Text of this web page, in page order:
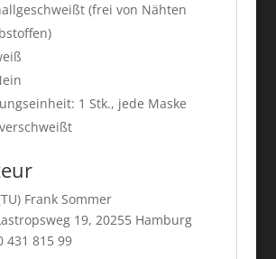
(frei von Nähten
1 Stk., jede Maske
Frank Sommer
19, 20255 Hamburg
431 815 99